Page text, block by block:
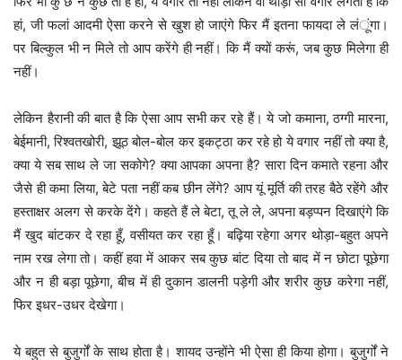
हां, जी फलां आदमी ऐसा करने से खुश हो जाएंगे फिर मैं इतना फायदा ले लंूंगा।
पर बिल्कुल भी न मिले तो आप करेंगे ही नहीं। कि मैं क्यों करूं, जब कुछ मिलेगा ही
नहीं।
लेकिन हैरानी की बात है कि ऐसा आप सभी कर रहे हैं। ये जो कमाना, ठग्गी मारना,
बेईमानी, रिश्वतखोरी, झूठ बोल-बोल कर इकट्ठा कर रहे हो ये वगार नहीं तो क्या है,
क्या ये सब साथ ले जा सकोगे? क्या आपका अपना है? सारा दिन कमाते रहना और
जैसे ही कमा लिया, बेटे पता नहीं कब छीन लेंगे? आप यूं मूर्ति की तरह बैठे रहेंगे और
हस्ताक्षर अलग से करके देंगे। कहते हैं ले बेटा, तू ले ले, अपना बड़प्पन दिखाएंगे कि
मैं खुद बांटकर दे रहा हूँ, वसीयत कर रहा हूँ। बढ़िया रहेगा अगर थोड़ा-बहुत अपने
नाम रख लेगा तो। कहीं हवा में आकर सब कुछ बांट दिया तो बाद में न छोटा पूछेगा
और न ही बड़ा पूछेगा, बीच में ही दुकान डालनी पड़ेगी और शरीर कुछ करेगा नहीं,
फिर इधर-उधर देखेगा।
ये बहुत से बुजुर्गों के साथ होता है। शायद उन्होंने भी ऐसा ही किया होगा। बुजुर्गों ने